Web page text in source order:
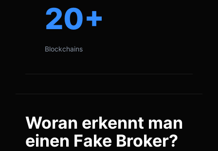
20+
Blockchains
Woran erkennt man
einen Fake Broker?